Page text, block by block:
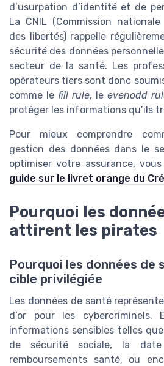
d’usurpation d’identité et de
La CNIL (Commission
des libertés) rappelle
sécurité des données
secteur de la santé. Les
opérateurs tiers sont donc
comme le fill rule, le evenodd
protéger les informations qu’ils
Pour mieux comprendre
gestion des données dans le
optimiser votre assurance,
guide sur le livret orange du
Pourquoi les
attirent les pirates
Pourquoi les données de
cible privilégiée
Les données de santé
d’or pour les cybercriminels.
informations sensibles telles
de sécurité sociale, la
remboursements santé, ou